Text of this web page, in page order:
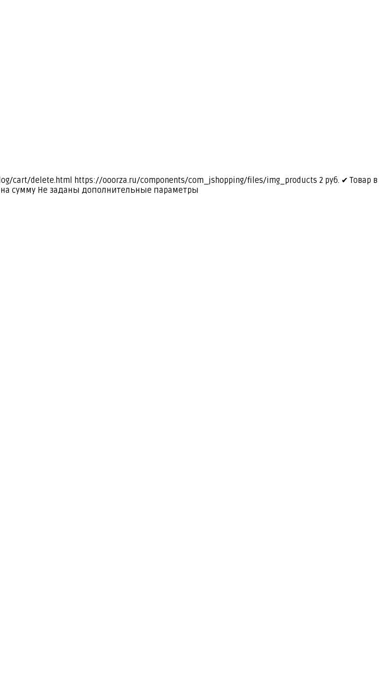
cart/delete.html https://ooorza.ru/components/com_jshopping/files/img_products 2 руб. ✔ Товар в
на сумму Не заданы дополнительные параметры